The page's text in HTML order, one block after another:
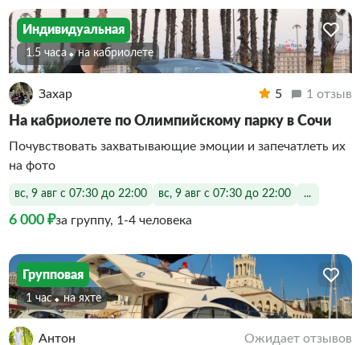
Индивидуальная
1.5 часа На кабриолете
Захар 5 1 отзыв
На кабриолете по Олимпийскому парку в Сочи
Почувствовать захватывающие эмоции и запечатлеть их
на фото
вс, 9 авг с 07:30 до 22:00 вс, 9 авг с 07:30 до 22:00 ...
6 000 ₽за группу, 1-4 человека
Групповая
1 час На яхте
Антон Ожидает отзывов